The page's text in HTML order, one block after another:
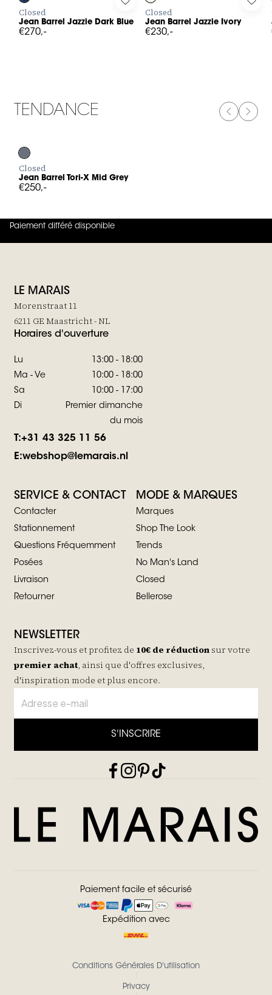
in to add Jean Barrel Jazzie Dark Blue to your wishlist
Closed
Jean Barrel Jazzie Dark Blue
€270,-
Log in to add Jean Barrel Jazzie
Closed
Jean Barrel Jazzie Ivory
€230,-
Log
TENDANCE
in to add Jean Barrel Tori-X Mid Grey to your wishlist
Closed
Jean Barrel Tori-X Mid Grey
€250,-
Paiement différé disponible
4.8 sur5 (42 Avis
LE MARAIS
Morenstraat 11
6211 GE Maastricht - NL
Horaires d'ouverture
Lu
13:00 - 18:00
Ma - Ve
10:00 - 18:00
Sa
10:00 - 17:00
Di
Premier dimanche
du mois
T:+31 43 325 11 56
E:webshop@lemarais.nl
SERVICE & CONTACT
Contacter
Stationnement
Questions Fréquemment
Posées
Livraison
Retourner
MODE & MARQUES
Marques
Shop The Look
Trends
No Man's Land
Closed
Bellerose
NEWSLETTER
Inscrivez-vous et profitez de 10€ de réduction sur votre
premier achat, ainsi que d'offres exclusives,
d'inspiration mode et plus encore.
S'INSCRIRE
Paiement facile et sécurisé
Expédition avec
Conditions Générales D'utilisation
Privacy